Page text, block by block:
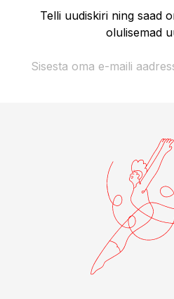
Telli uudiskiri ning saad
olulisemad